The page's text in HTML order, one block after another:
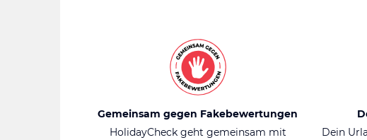
Gemeinsam gegen Fakebewertungen
HolidayCheck geht gemeinsam mit
Dein